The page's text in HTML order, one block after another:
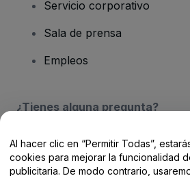
Servicio corporativo
Sala de prensa
Empleos
¿Tienes alguna pregunta?
Centro de Ayuda / Contacto
Al hacer clic en “Permitir Todas”,
cookies para mejorar la funcionalidad
publicitaria. De modo contrario,